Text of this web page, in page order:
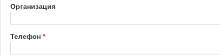
Организация
Телефон *